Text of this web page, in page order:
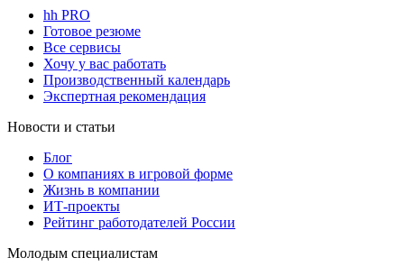
hh PRO
Готовое резюме
Все сервисы
Хочу у вас работать
Производственный календарь
Экспертная рекомендация
Новости и статьи
Блог
О компаниях в игровой форме
Жизнь в компании
ИТ-проекты
Рейтинг работодателей России
Молодым специалистам